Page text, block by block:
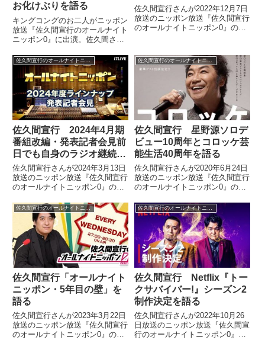
お化けぶりを語る
キングコングのお二人がニッポン
放送『佐久間宣行のオールナイト
ニッポン0』に出演。佐久間さん
お化けぶりについて話していまし
た。【佐久間宣行のオールナイト
ニッポン0】前回は、知らない人
と花火をする西野さんと、近隣
住...
佐久間宣行さんが2022年12月7日
放送のニッポン放送『佐久間宣行
のオールナイトニッポン0』の中
た。
佐久間宣行のオールナイトニッポン0
佐久間宣行 2024年4月期
番組改編・発表記者会見前
日でも自身のラジオ継続が
まだわからない話
佐久間宣行さんが2024年3月13日
放送のニッポン放送『佐久間宣行
のオールナイトニッポン0』の中
改編についてトーク。オールナイ
トニッポンのパーソナリティー発
表記者会見を翌日に控える中でも
まだ、自身のオールナイトニッポ
ン0が継続するかどうかを知らさ
れていないと話していました。
佐久間宣行のオールナイトニッポン0
佐久間宣行 星野源ソロデ
ビュー10周年とコロッケ芸
能生活40周年を語る
佐久間宣行さんが2020年6月24日
放送のニッポン放送『佐久間宣行
のオールナイトニッポン0』の中
周年とコロッケさんの芸能生活
40周年について話していまし
た。（佐久間宣行）月に1回、水
曜日が喉が痛い時があって。そ...
佐久間宣行のオールナイトニッポン0
佐久間宣行「オールナイト
ニッポン・5年目の壁」を
語る
佐久間宣行さんが2023年3月22日
放送のニッポン放送『佐久間宣行
のオールナイトニッポン0』の中
佐久間宣行のオールナイトニッポン0
佐久間宣行 Netflix『トー
クサバイバー!』シーズン2
制作決定を語る
佐久間宣行さんが2022年10月26
日放送のニッポン放送『佐久間宣
行のオールナイトニッポン0』の